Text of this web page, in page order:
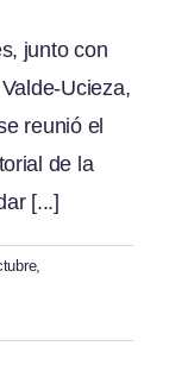
junto con
Ucieza,
reunió el
de la
[...]